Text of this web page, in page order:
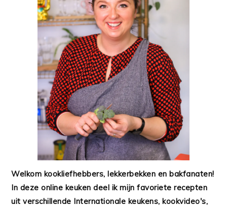
Welkom kookliefhebbers, lekkerbekken en bakfanaten!
In deze online keuken deel ik mijn favoriete recepten
uit verschillende Internationale keukens, kookvideo's,